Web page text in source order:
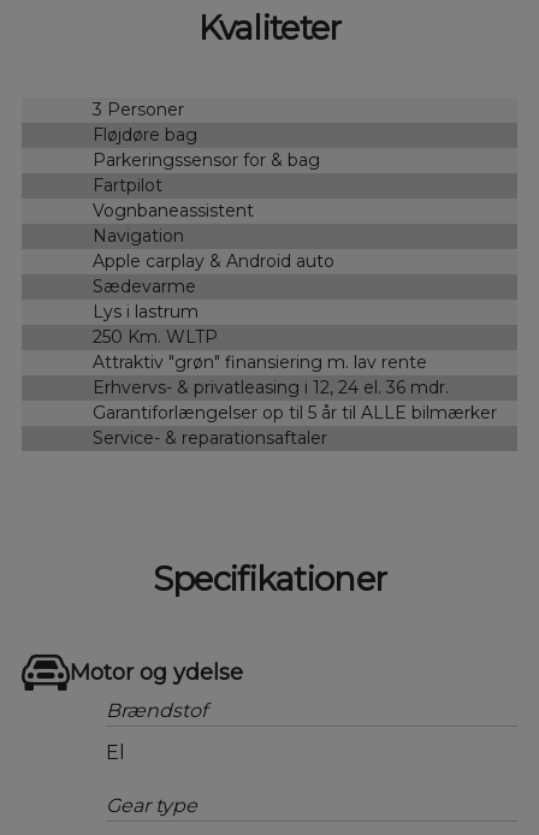
Kvaliteter
3 Personer
Fløjdøre bag
Parkeringssensor for & bag
Fartpilot
Vognbaneassistent
Navigation
Apple carplay & Android auto
Sædevarme
Lys i lastrum
250 Km. WLTP
Attraktiv "grøn" finansiering m. lav rente
Erhvervs- & privatleasing i 12, 24 el. 36 mdr.
Garantiforlængelser op til 5 år til ALLE bilmærker
Service- & reparationsaftaler
Specifikationer
Motor og ydelse
Brændstof
El
Gear type